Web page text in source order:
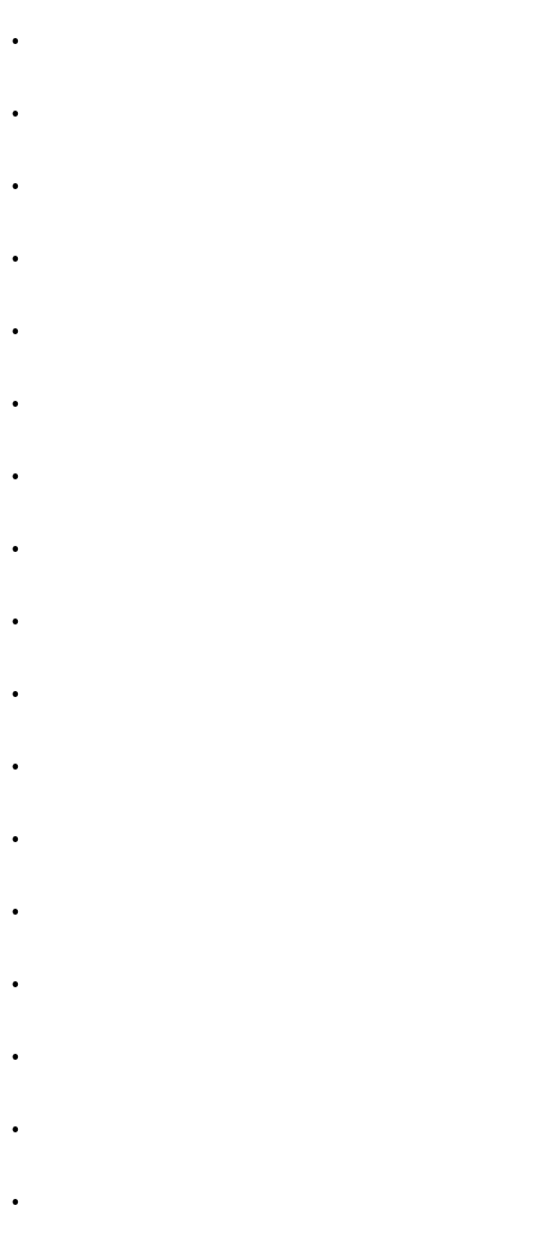
.
.
.
.
.
.
.
.
.
.
.
.
.
.
.
.
.